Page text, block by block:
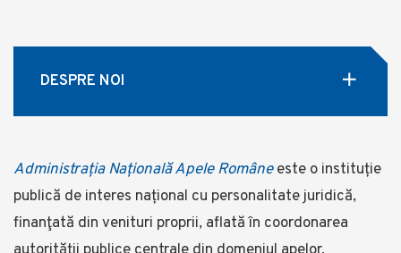
DESPRE NOI
Administrația Națională Apele Româneeste o instituție
publică de interes național cu personalitate juridică,
finanţată din venituri proprii, aflată în coordonarea